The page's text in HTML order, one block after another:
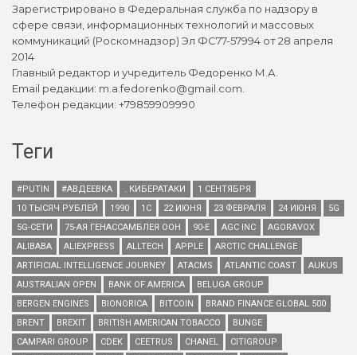
Зарегистрировано в Федеральная служба по надзору в
сфере связи, информационных технологий и массовых
коммуникаций (Роскомнадзор) Эл ФС77-57994 от 28 апреля
2014
Главный редактор и учредитель Федоренко М.А.
Email редакции: m.a.fedorenko@gmail.com.
Телефон редакции: +79859909990
Теги
#PUTIN #АВДЕЕВКА . КИБЕРАТАКИ
1 СЕНТЯБРЯ
10 ТЫСЯЧ РУБЛЕЙ
1990 1С 22 ИЮНЯ 23 ФЕВРАЛЯ 24 ИЮНЯ
5G
5G-СЕТИ
75-АЯ ГЕНАССАМБЛЕЯ ООН 90-Е AGC INC
AGORAVOX
ALIBABA
ALIEXPRESS ALLTECH APPLE
ARCTIC CHALLENGE
ARTIFICIAL INTELLIGENCE JOURNEY
ATACMS ATLANTIC COAST
AUKUS
AUSTRALIAN OPEN
BANK OF AMERICA
BELUGA GROUP
BERGEN ENGINES
BIONORICA BITCOIN
BRAND FINANCE GLOBAL 500
BRENT
BREXIT BRITISH AMERICAN TOBACCO
BUNGE
CAMPARI GROUP
CDEK CEETRUS CHANEL
CITIGROUP